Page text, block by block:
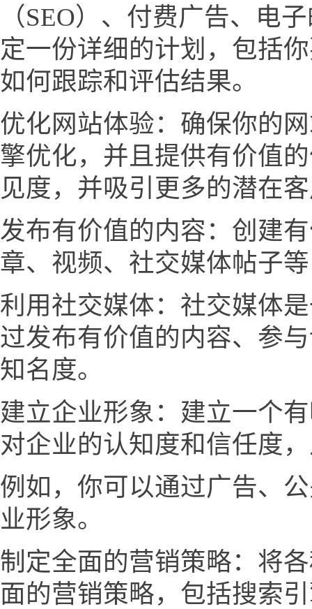
（SEO）、付费广告、电
定一份详细的计划，包括
如何跟踪和评估结果。
优化网站体验：确保你的
擎优化，并且提供有价值
见度，并吸引更多的潜在
发布有价值的内容：创建
章、视频、社交媒体帖子
利用社交媒体：社交媒体
过发布有价值的内容、参
知名度。
建立企业形象：建立一个
对企业的认知度和信任度
例如，你可以通过广告、
业形象。
制定全面的营销策略：将
面的营销策略，包括搜索